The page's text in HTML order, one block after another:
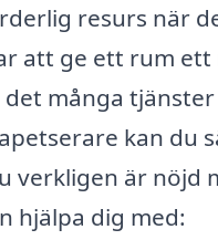
resurs när
att ge ett rum
många
kan du
är nöjd
hjälpa dig med: